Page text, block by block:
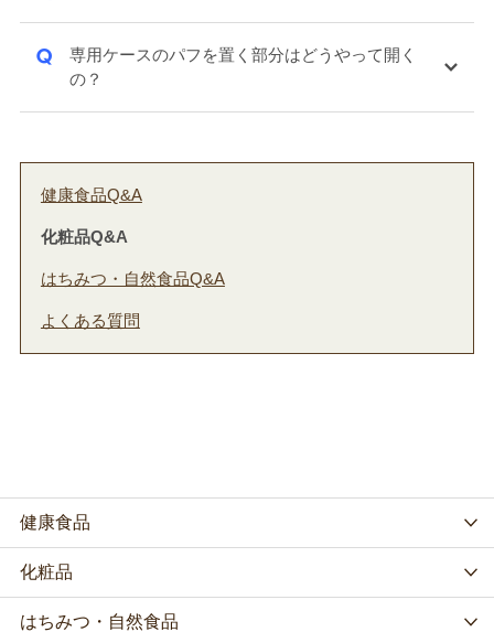
Q
専用ケースのパフを置く部分はどうやって開く
の？
健康食品Q&A
化粧品Q&A
はちみつ・自然食品Q&A
よくある質問
健康食品
化粧品
はちみつ・自然食品